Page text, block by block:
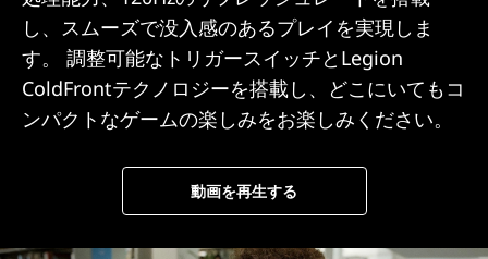
し、スムーズで没入感のあるプレイを実現しま
す。 調整可能なトリガースイッチとLegion
ColdFrontテクノロジーを搭載し、どこにいてもコ
ンパクトなゲームの楽しみをお楽しみください。
動画を再生する